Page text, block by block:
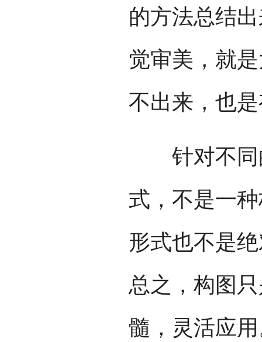
的方法总结
觉审美，就
不出来，也
针对不同
式，不是一
形式也不是
总之，构图
髓，灵活应